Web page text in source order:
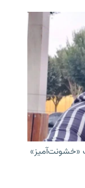
«خشونت‌آمیز»